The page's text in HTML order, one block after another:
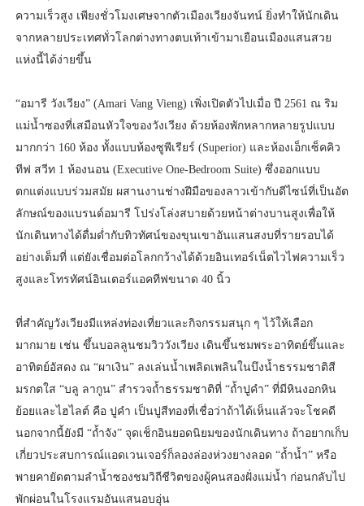
ความเร็วสูง เพียงชั่วโมงเศษจากตัวเมืองเวียงจันทน์ ยิ่งทำให้นักเดิน
จากหลายประเทศทั่วโลกต่างทางตบเท้าเข้ามาเยือนเมืองแสนสวย
แห่งนี้ได้ง่ายขึ้น
“อมารี วังเวียง” (Amari Vang Vieng) เพิ่งเปิดตัวไปเมื่อ ปี 2561 ณ ริม
แม่น้ำซองที่เสมือนหัวใจของวังเวียง ด้วยห้องพักหลากหลายรูปแบบ
มากกว่า 160 ห้อง ทั้งแบบห้องซูพีเรียร์ (Superior) และห้องเอ็กเซ็คคิว
ทีฟ สวีท 1 ห้องนอน (Executive One-Bedroom Suite) ซึ่งออกแบบ
ตกแต่งแบบร่วมสมัย ผสานงานช่างฝีมือของลาวเข้ากับดีไซน์ที่เป็นอัต
ลักษณ์ของแบรนด์อมารี โปร่งโล่งสบายด้วยหน้าต่างบานสูงเพื่อให้
นักเดินทางได้ดื่มด่ำกับทิวทัศน์ของขุนเขาอันแสนสงบที่รายรอบได้
อย่างเต็มที่ แต่ยังเชื่อมต่อโลกกว้างได้ด้วยอินเทอร์เน็ตไวไฟความเร็ว
สูงและโทรทัศน์อินเตอร์แอคทีฟขนาด 40 นิ้ว
ที่สำคัญวังเวียงมีแหล่งท่องเที่ยวและกิจกรรมสนุก ๆ ไว้ให้เลือก
มากมาย เช่น ขึ้นบอลลูนชมวิววังเวียง เดินขึ้นชมพระอาทิตย์ขึ้นและ
อาทิตย์อัสดง ณ “ผาเงิน” ลงเล่นน้ำเพลิดเพลินในบึงน้ำธรรมชาติสี
มรกตใส “บลู ลากูน” สำรวจถ้ำธรรมชาติที่ “ถ้ำปูคำ” ที่มีหินงอกหิน
ย้อยและไฮไลต์ คือ ปูคำ เป็นปูสีทองที่เชื่อว่าถ้าได้เห็นแล้วจะโชคดี
นอกจากนี้ยังมี “ถ้ำจัง” จุดเช็กอินยอดนิยมของนักเดินทาง ถ้าอยากเก็บ
เกี่ยวประสบการณ์แอดเวนเจอร์ก็ลองล่องห่วงยางลอด “ถ้ำน้ำ” หรือ
พายคายัดตามลำน้ำซองชมวิถีชีวิตของผู้คนสองฝั่งแม่น้ำ ก่อนกลับไป
พักผ่อนในโรงแรมอันแสนอบอุ่น